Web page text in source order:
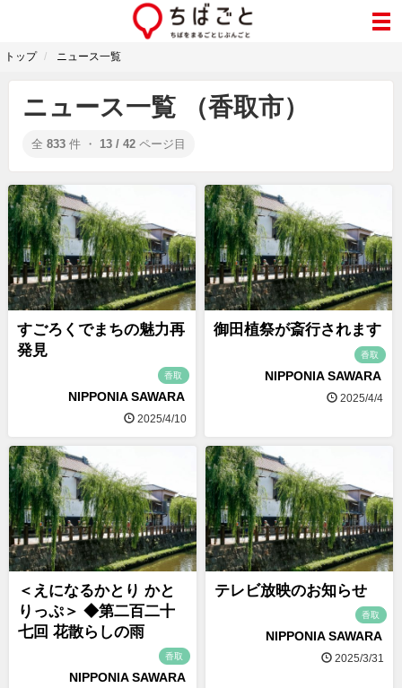
トップ ニュース一覧
ニュース一覧 （香取市）
全 833 件 ・ 13 / 42 ページ目
すごろくでまちの魅力再
発見
香取
NIPPONIA SAWARA
2025/4/10
御田植祭が斎行されます
香取
NIPPONIA SAWARA
2025/4/4
＜えになるかとり かと
りっぷ＞ ◆第二百二十
七回 花散らしの雨
香取
NIPPONIA SAWARA
テレビ放映のお知らせ
香取
NIPPONIA SAWARA
2025/3/31